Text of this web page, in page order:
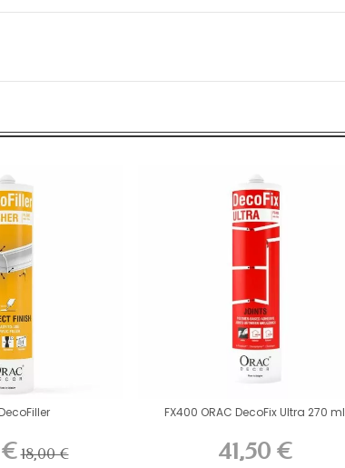
€ 18,00 €
FX400 ORAC DecoFix Ultra 270 ml
41,50 €